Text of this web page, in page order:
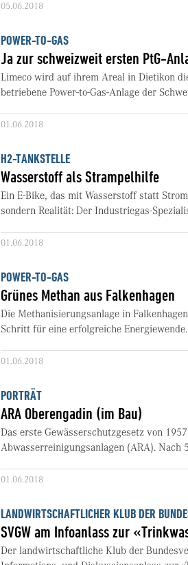
05.06.2018
POWER-TO-GAS
Ja zur schweizweit ersten PtG-
Limeco wird auf ihrem Areal in Dietikon
betriebene Power-to-Gas-Anlage der
01.06.2018
H2-TANKSTELLE
Wasserstoff als Strampelhilfe
Ein E-Bike, das mit Wasserstoff statt
sondern Realität: Der Industriegas-
01.06.2018
POWER-TO-GAS
Grünes Methan aus Falkenhagen
Die Methanisierungsanlage in
Schritt für eine erfolgreiche Energiewende.
01.06.2018
PORTRÄT
ARA Oberengadin (im Bau)
Das erste Gewässerschutzgesetz von
Abwasserreinigungsanlagen (ARA). Nach
01.06.2018
LANDWIRTSCHAFTLICHER KLUB DER
SVGW am Infoanlass zur
Der landwirtschaftliche Klub der